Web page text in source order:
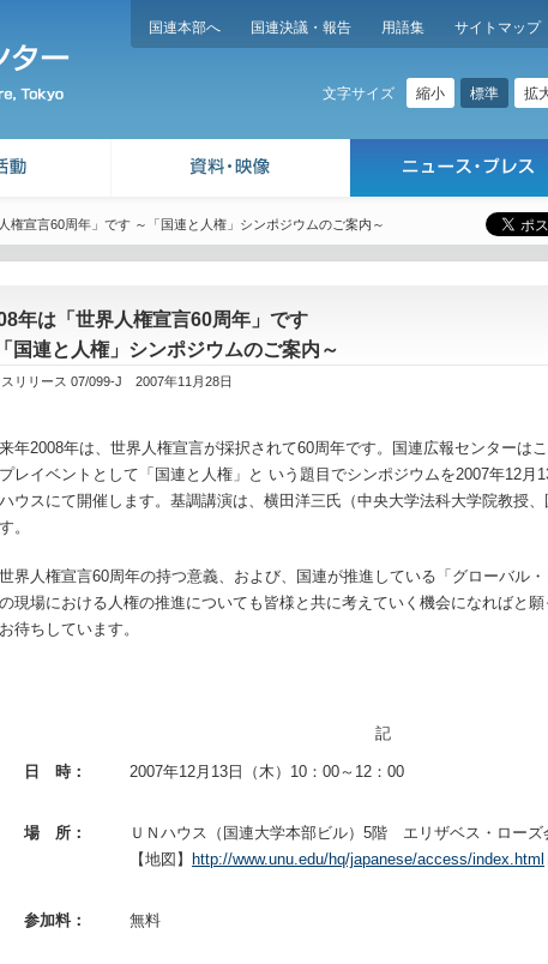
国連本部へ 国連決議・報告 用語集 サイトマップ
文字サイズ 縮小 標準 拡
権宣言60周年」です ～「国連と人権」シンポジウムのご案内～
年は「世界人権宣言60周年」です
国連と人権」シンポジウムのご案内～
スリリース 07/099-J 2007年11月28日
来年2008年は、世界人権宣言が採択されて60周年です。国連広報センターは
プレイベントとして「国連と人権」と いう題目でシンポジウムを2007年12月
ハウスにて開催します。基調講演は、横田洋三氏（中央大学法科大学院教授
す。
世界人権宣言60周年の持つ意義、および、国連が推進している「グローバル
の現場における人権の推進についても皆様と共に考えていく機会になればと
お待ちしています。
記
日 時： 2007年12月13日（木）10：00～12：00
場 所：
ＵＮハウス（国連大学本部ビル）5階 エリザベス・ローズ
【地図】
http://www.unu.edu/hq/japanese/access/index.html
参加料： 無料